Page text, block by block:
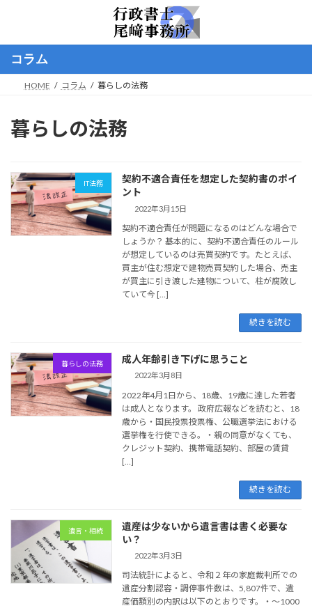
ン
へ
ー
ョ
コラム
HOME コラム 暮らしの法務
暮らしの法務
IT法務
契約不適合責任を想定した契約書のポイ
ント
2022年3月15日
契約不適合責任が問題になるのはどんな場合で
しょうか？ 基本的に、契約不適合責任のルール
が想定しているのは売買契約です。たとえば、
買主が住む想定で建物売買契約した場合、売主
が買主に引き渡した建物について、柱が腐敗し
ていて今 […]
続きを読む
暮らしの法務 成人年齢引き下げに思うこと
2022年3月8日
2022年4月1日から、18歳、19歳に達した若者
は成人となります。 政府広報などを読むと、18
歳から・国民投票投票権、公職選挙法における
選挙権を行使できる。・親の同意がなくても、
クレジット契約、携帯電話契約、部屋の賃貸
[…]
続きを読む
遺言・相続
遺産は少ないから遺言書は書く必要な
い？
2022年3月3日
司法統計によると、令和２年の家庭裁判所での
遺産分割認容・調停事件数は、5,807件で、遺
産価額別の内訳は以下のとおりです。・～1000